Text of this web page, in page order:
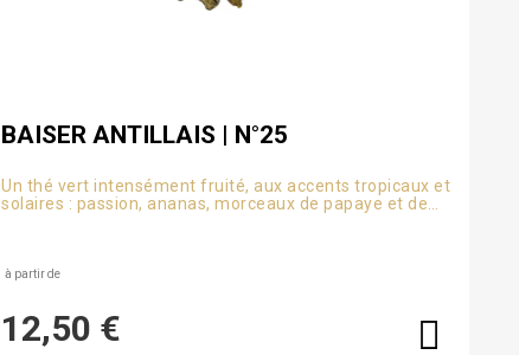
BAISER ANTILLAIS | N°25
Un thé vert intensément fruité, aux accents tropicaux et
solaires : passion, ananas, morceaux de papaye et de
à partir de
12,50 €